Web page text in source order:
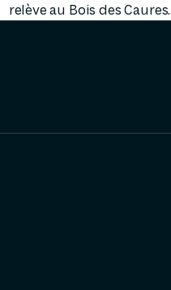
relève au Bois des Caures.